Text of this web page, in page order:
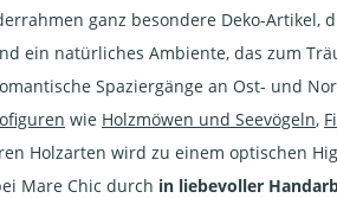
ganz besondere Deko-Artikel,
ein natürliches Ambiente, das zum
Spaziergänge an Ost- und
wie Holzmöwen und Seevögeln,
Holzarten wird zu einem optischen
Mare Chic durch in liebevoller